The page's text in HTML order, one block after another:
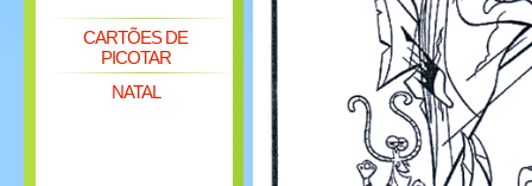
CARTÕES DE
PICOTAR
NATAL